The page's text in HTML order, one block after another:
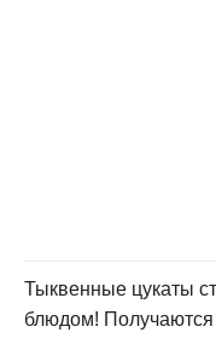
Тыквенные цукаты
блюдом!